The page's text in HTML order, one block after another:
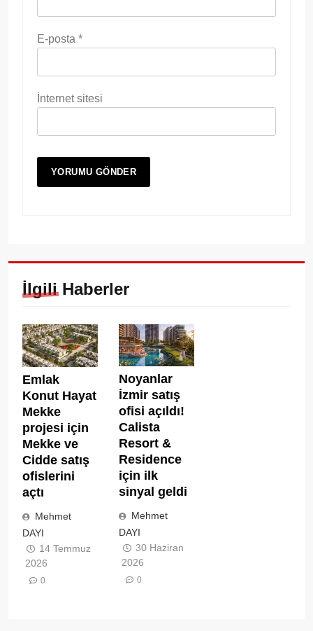
E-posta *
İnternet sitesi
İlgili Haberler
Emlak
Konut Hayat
Mekke
projesi için
Mekke ve
Cidde satış
ofislerini
açtı
Mehmet
DAYI
14 Temmuz
2026
0
Noyanlar
İzmir satış
ofisi açıldı!
Calista
Resort &
Residence
için ilk
sinyal geldi
Mehmet
DAYI
30 Haziran
2026
0